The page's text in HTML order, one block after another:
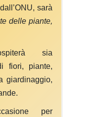
sarà
delle piante,
sia
fiori, piante,
giardinaggio,
per